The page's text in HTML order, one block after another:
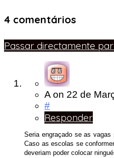
4 comentários
Passar directamente
A on 22 de
#
Responder
Seria engraçado se as
Caso as escolas se
deveriam poder colocar